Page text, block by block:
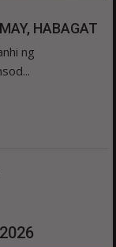
HABAGAT
ng